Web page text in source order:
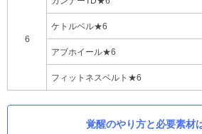
6
ケトルベル★6
アブホイール★6
フィットネスベルト★6
覚醒のやり方と必要素材